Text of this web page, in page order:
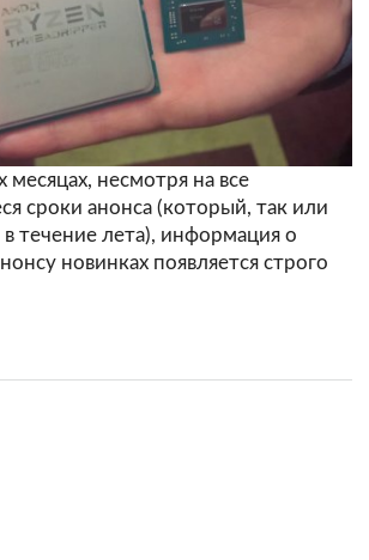
месяцах, несмотря на все
сроки анонса (который, так или
течение лета), информация о
новинках появляется строго